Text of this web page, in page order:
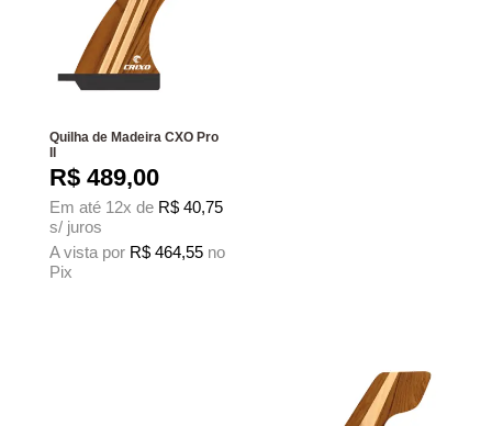
Quilha de Madeira CXO Pro
II
R$ 489,00
Em até 12x de R$ 40,75
s/ juros
A vista por R$ 464,55 no
Pix